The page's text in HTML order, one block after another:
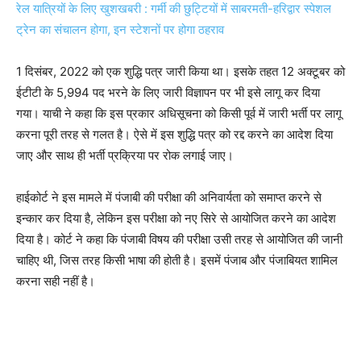
रेल यात्रियों के लिए खुशखबरी : गर्मी की छुट्टियों में साबरमती-हरिद्वार स्पेशल
ट्रेन का संचालन होगा, इन स्टेशनों पर होगा ठहराव
1 दिसंबर, 2022 को एक शुद्धि पत्र जारी किया था। इसके तहत 12 अक्टूबर को
ईटीटी के 5,994 पद भरने के लिए जारी विज्ञापन पर भी इसे लागू कर दिया
गया। याची ने कहा कि इस प्रकार अधिसूचना को किसी पूर्व में जारी भर्ती पर लागू
करना पूरी तरह से गलत है। ऐसे में इस शुद्धि पत्र को रद्द करने का आदेश दिया
जाए और साथ ही भर्ती प्रक्रिया पर रोक लगाई जाए।
हाईकोर्ट ने इस मामले में पंजाबी की परीक्षा की अनिवार्यता को समाप्त करने से
इन्कार कर दिया है, लेकिन इस परीक्षा को नए सिरे से आयोजित करने का आदेश
दिया है। कोर्ट ने कहा कि पंजाबी विषय की परीक्षा उसी तरह से आयोजित की जानी
चाहिए थी, जिस तरह किसी भाषा की होती है। इसमें पंजाब और पंजाबियत शामिल
करना सही नहीं है।